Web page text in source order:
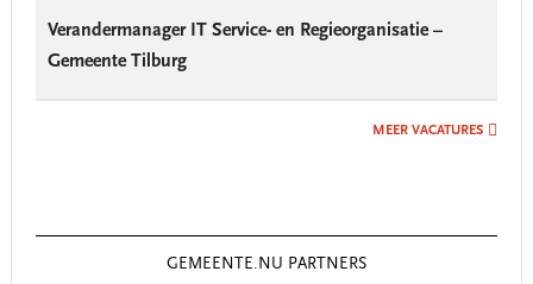
Verandermanager IT Service- en Regieorganisatie –
Gemeente Tilburg
MEER VACATURES
GEMEENTE.NU PARTNERS